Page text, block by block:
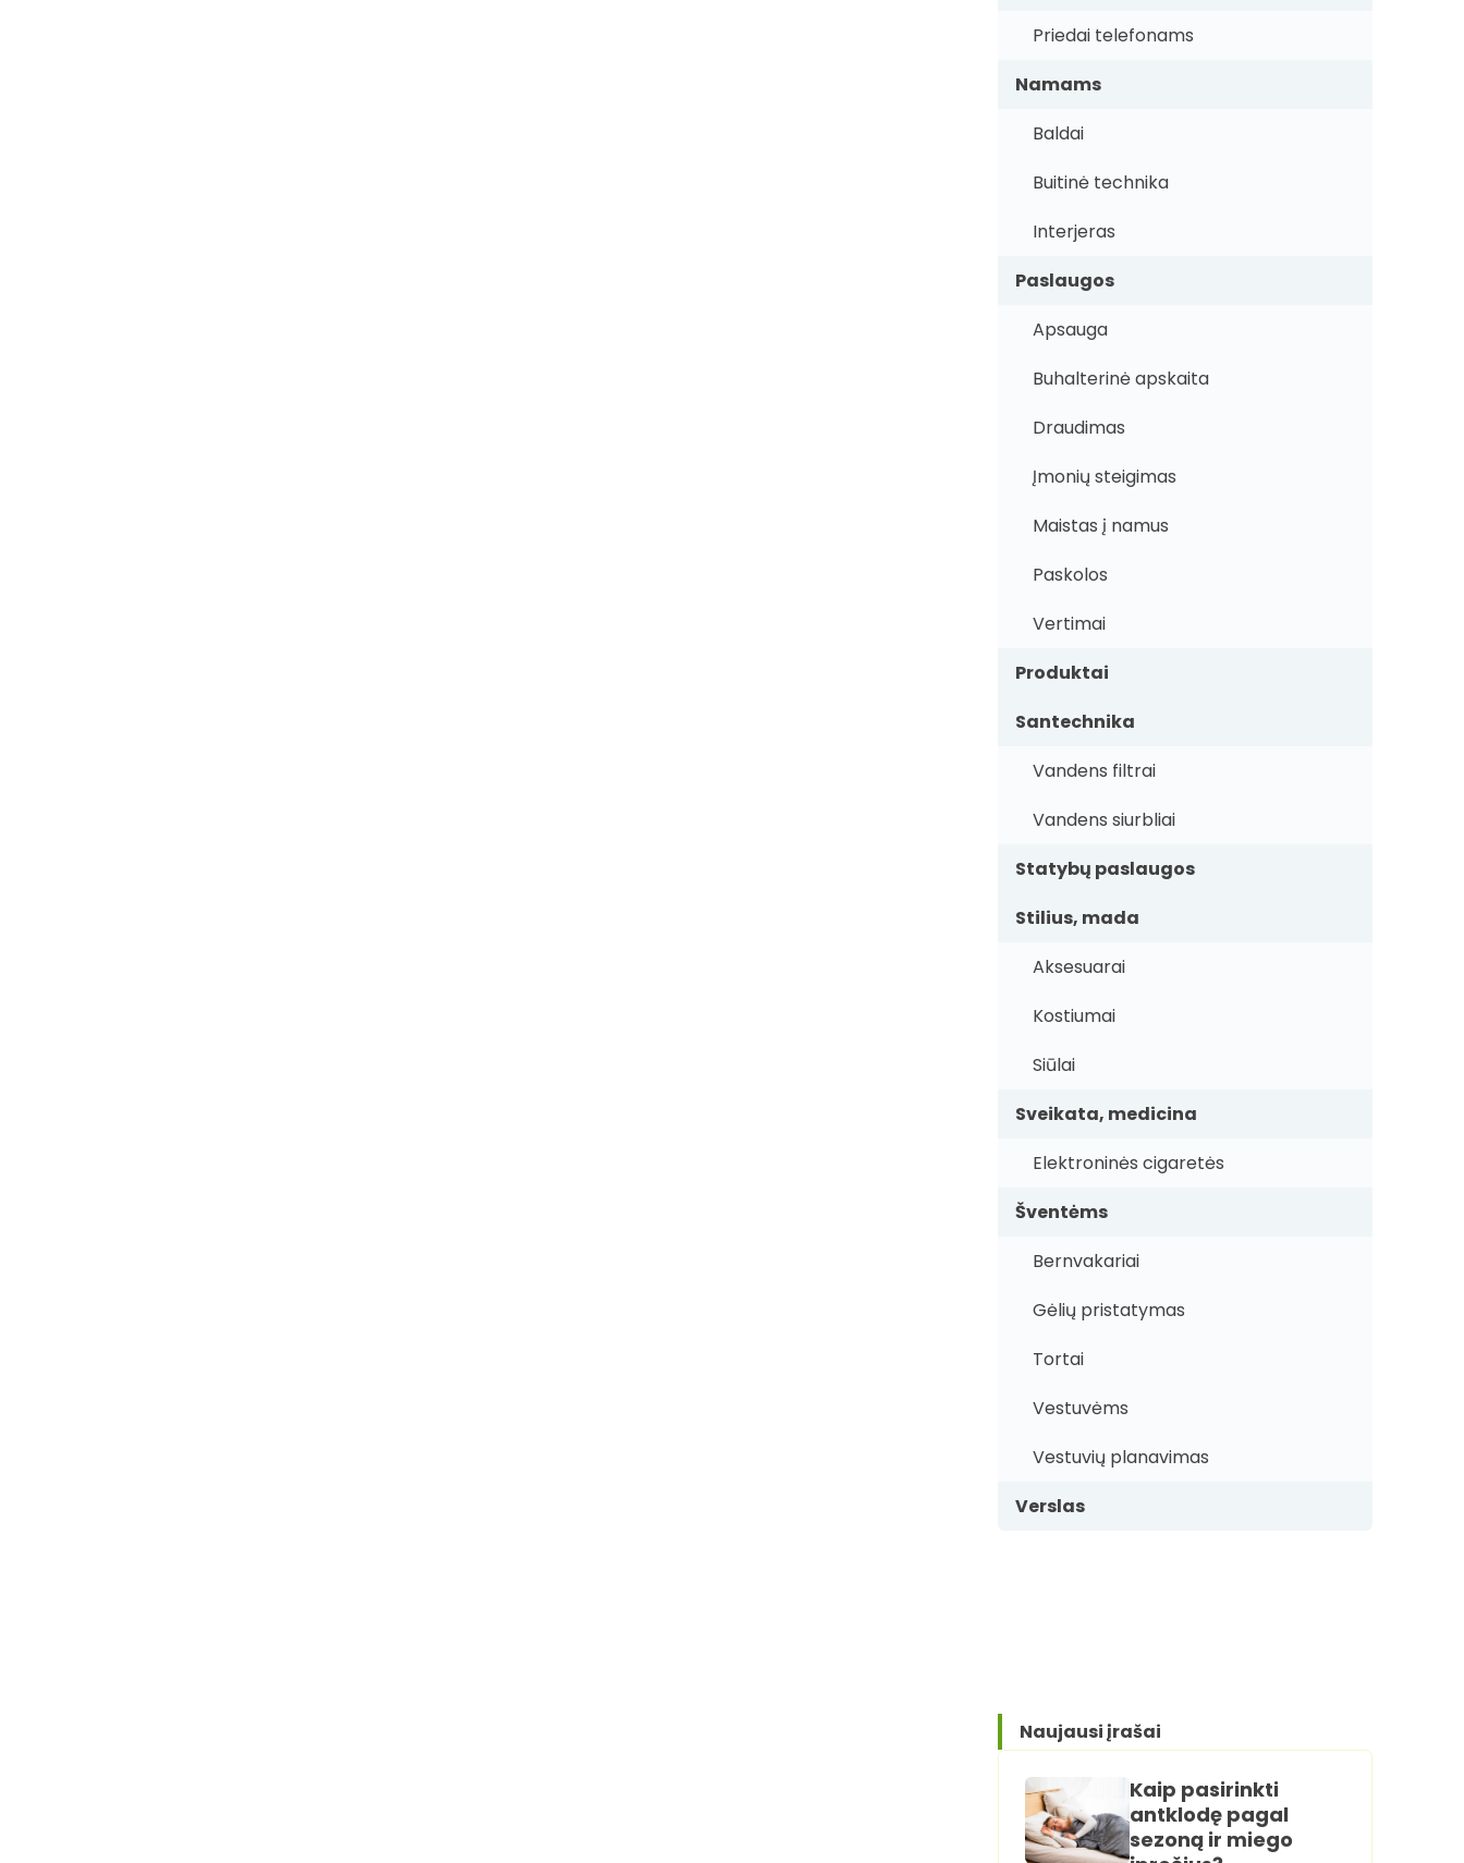
Priedai telefonams
Namams
Baldai
Buitinė technika
Interjeras
Paslaugos
Apsauga
Buhalterinė apskaita
Draudimas
Įmonių steigimas
Maistas į namus
Paskolos
Vertimai
Produktai
Santechnika
Vandens filtrai
Vandens siurbliai
Statybų paslaugos
Stilius, mada
Aksesuarai
Kostiumai
Siūlai
Sveikata, medicina
Elektroninės cigaretės
Šventėms
Bernvakariai
Gėlių pristatymas
Tortai
Vestuvėms
Vestuvių planavimas
Verslas
Naujausi įrašai
Kaip pasirinkti
antklodę pagal
sezoną ir miego